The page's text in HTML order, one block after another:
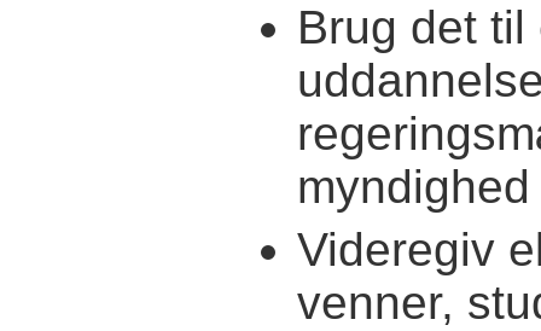
Brug det
Videregiv
venner,